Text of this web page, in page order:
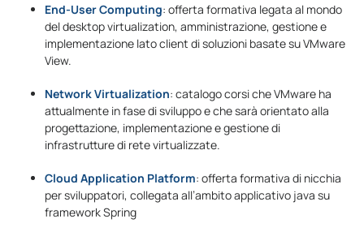
End-User Computing: offerta formativa legata al mondo
del desktop virtualization, amministrazione, gestione e
implementazione lato client di soluzioni basate su VMware
View.
Network Virtualization: catalogo corsi che VMware ha
attualmente in fase di sviluppo e che sarà orientato alla
progettazione, implementazione e gestione di
infrastrutture di rete virtualizzate.
Cloud Application Platform: offerta formativa di nicchia
per sviluppatori, collegata all’ambito applicativo java su
framework Spring